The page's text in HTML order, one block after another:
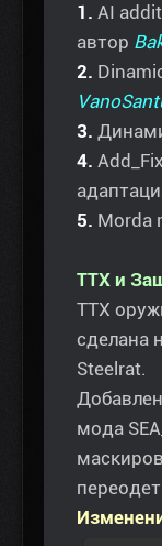
1. AI
автор
2.
3.
4.
5. Morda
ТТХ и
ТТХ
сделана
Steelrat.
мода